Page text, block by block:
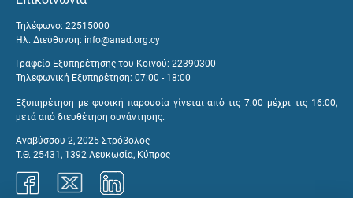
Τηλέφωνο: 22515000
Ηλ. Διεύθυνση: info@anad.org.cy
Γραφείο Εξυπηρέτησης του Κοινού: 22390300
Τηλεφωνική Εξυπηρέτηση: 07:00 - 18:00
Εξυπηρέτηση με φυσική παρουσία γίνεται από τις 7:00 μέχρι τις 16:00,
μετά από διευθέτηση συνάντησης.
Αναβύσσου 2, 2025 Στρόβολος
Τ.Θ. 25431, 1392 Λευκωσία, Κύπρος